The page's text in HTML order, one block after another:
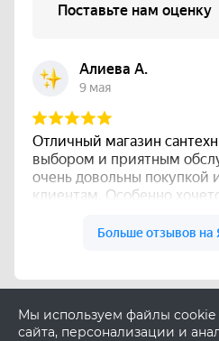
Мы используем файлы cookie
сайта, персонализации и